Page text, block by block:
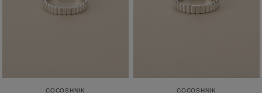
COCOSHNIK
COCOSHNIK